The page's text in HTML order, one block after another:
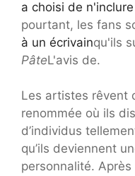
a choisi de
pourtant, les fans
à un écrivainqu'ils
PâteL'avis de.
Les artistes rêvent
renommée où ils
d’individus
qu’ils deviennent
personnalité.